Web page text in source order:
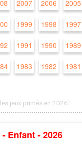
2007 2006 2005
1999 1998 1997
1991 1990 1989
1983 1982 1981
jeux primés en 2026]
Enfant - 2026